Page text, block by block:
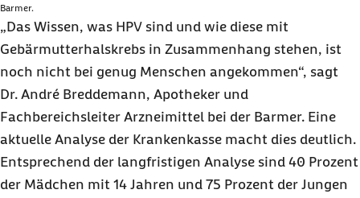
Barmer.
„Das Wissen, was HPV sind und wie diese mit
Gebärmutterhalskrebs in Zusammenhang stehen, ist
noch nicht bei genug Menschen angekommen“, sagt
Dr. André Breddemann, Apotheker und
Fachbereichsleiter Arzneimittel bei der Barmer. Eine
aktuelle Analyse der Krankenkasse macht dies deutlich.
Entsprechend der langfristigen Analyse sind 40 Prozent
der Mädchen mit 14 Jahren und 75 Prozent der Jungen